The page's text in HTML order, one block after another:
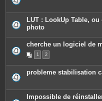
LUT : LookUp Table,
photo
cherche un logiciel de
1 2
probleme stabilisation
Impossible de